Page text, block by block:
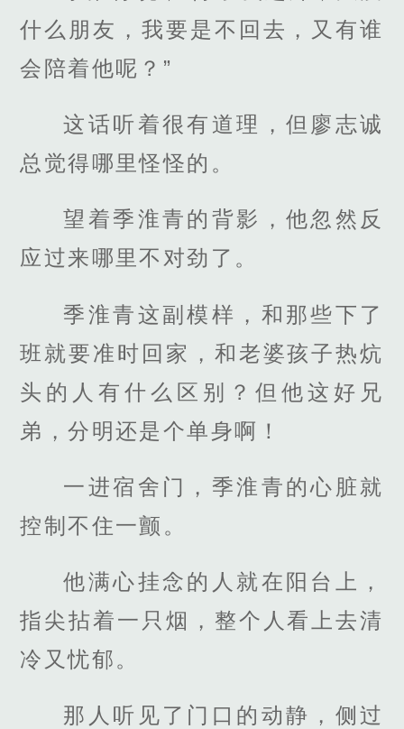
什么朋友，我要是不回去，又有谁
会陪着他呢？”
这话听着很有道理，但廖志诚
总觉得哪里怪怪的。
望着季淮青的背影，他忽然反
应过来哪里不对劲了。
季淮青这副模样，和那些下了
班就要准时回家，和老婆孩子热炕
头的人有什么区别？但他这好兄
弟，分明还是个单身啊！
一进宿舍门，季淮青的心脏就
控制不住一颤。
他满心挂念的人就在阳台上，
指尖拈着一只烟，整个人看上去清
冷又忧郁。
那人听见了门口的动静，侧过